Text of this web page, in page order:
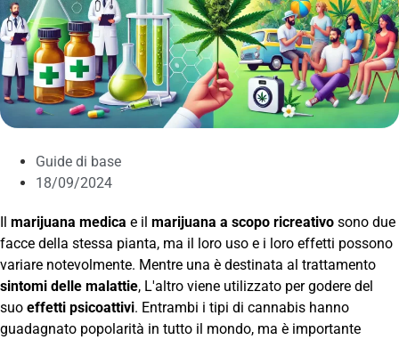
Guide di base
18/09/2024
Il marijuana medica e il marijuana a scopo ricreativo sono due
facce della stessa pianta, ma il loro uso e i loro effetti possono
variare notevolmente. Mentre una è destinata al trattamento
sintomi delle malattie, L'altro viene utilizzato per godere del
suo effetti psicoattivi. Entrambi i tipi di cannabis hanno
guadagnato popolarità in tutto il mondo, ma è importante